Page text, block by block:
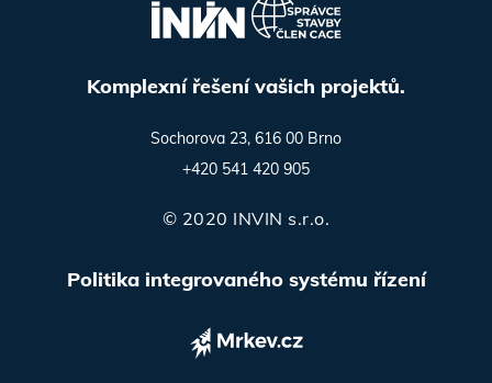
Komplexní řešení vašich projektů.
Sochorova 23, 616 00 Brno
+420 541 420 905
© 2020 INVIN s.r.o.
Politika integrovaného systému řízení